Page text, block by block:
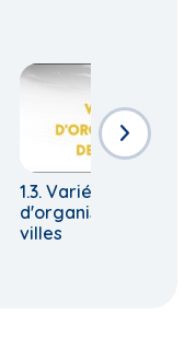
1.3. Variété
d'organisation des
villes